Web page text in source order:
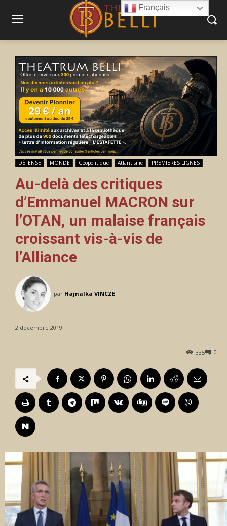
DÉFENSE MONDE Géopolitique Atlantisme PREMIERES LIGNES
Au-delà des critiques
d’Emmanuel MACRON sur
l’OTAN, un malaise français
croissant vis-à-vis de
l’Alliance
par Hajnalka VINCZE
2 décembre 2019
0
335
Français